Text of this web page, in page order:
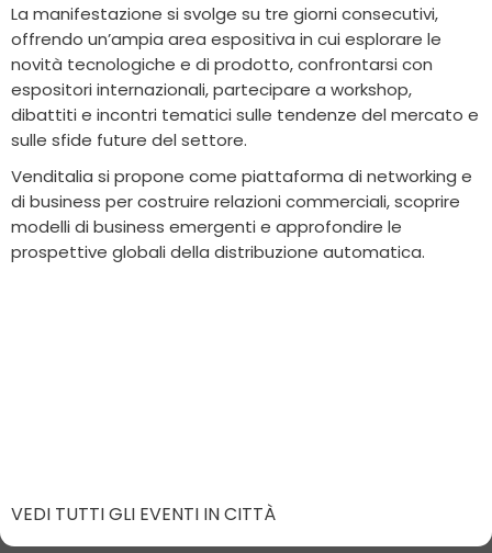
La manifestazione si svolge su tre giorni consecutivi,
offrendo un’ampia area espositiva in cui esplorare le
novità tecnologiche e di prodotto, confrontarsi con
espositori internazionali, partecipare a workshop,
dibattiti e incontri tematici sulle tendenze del mercato e
sulle sfide future del settore.
Venditalia si propone come piattaforma di networking e
di business per costruire relazioni commerciali, scoprire
modelli di business emergenti e approfondire le
prospettive globali della distribuzione automatica.
VEDI TUTTI GLI EVENTI IN CITTÀ